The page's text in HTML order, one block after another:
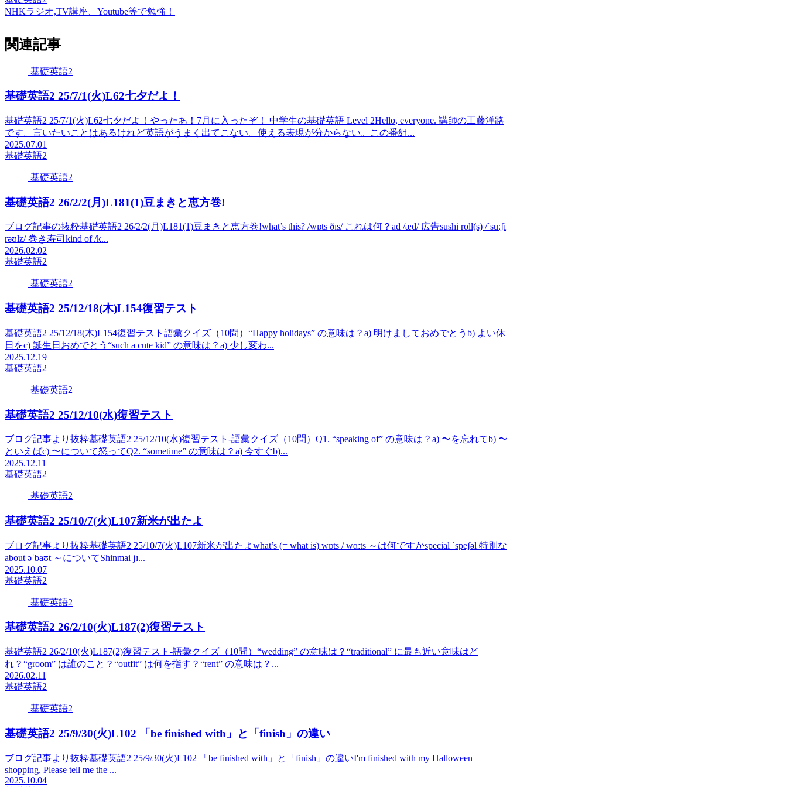
NHKラジオ,TV講座、Youtube等で勉強！
関連記事
基礎英語2
基礎英語2 25/7/1(火)L62七夕だよ！
基礎英語2 25/7/1(火)L62七夕だよ！やったあ！7月に入ったぞ！ 中学生の基礎英語 Level 2Hello, everyone. 講師の工藤洋路
です。言いたいことはあるけれど英語がうまく出てこない。使える表現が分からない。この番組...
2025.07.01
基礎英語2
基礎英語2
基礎英語2 26/2/2(月)L181(1)豆まきと恵方巻!
ブログ記事の抜粋基礎英語2 26/2/2(月)L181(1)豆まきと恵方巻!what’s this? /wɒts ðɪs/ これは何？ad /æd/ 広告sushi roll(s) /ˈsuːʃi
rəʊlz/ 巻き寿司kind of /k...
2026.02.02
基礎英語2
基礎英語2
基礎英語2 25/12/18(木)L154復習テスト
基礎英語2 25/12/18(木)L154復習テスト語彙クイズ（10問）“Happy holidays” の意味は？a) 明けましておめでとうb) よい休
日をc) 誕生日おめでとう“such a cute kid” の意味は？a) 少し変わ...
2025.12.19
基礎英語2
基礎英語2
基礎英語2 25/12/10(水)復習テスト
ブログ記事より抜粋基礎英語2 25/12/10(水)復習テスト-語彙クイズ（10問）Q1. “speaking of” の意味は？a) 〜を忘れてb) 〜
といえばc) 〜について怒ってQ2. “sometime” の意味は？a) 今すぐb)...
2025.12.11
基礎英語2
基礎英語2
基礎英語2 25/10/7(火)L107新米が出たよ
ブログ記事より抜粋基礎英語2 25/10/7(火)L107新米が出たよwhat’s (= what is) wɒts / wɑːts ～は何ですかspecial ˈspeʃəl 特別な
about əˈbaʊt ～についてShinmai ʃɪ...
2025.10.07
基礎英語2
基礎英語2
基礎英語2 26/2/10(火)L187(2)復習テスト
基礎英語2 26/2/10(火)L187(2)復習テスト-語彙クイズ（10問）“wedding” の意味は？“traditional” に最も近い意味はど
れ？“groom” は誰のこと？“outfit” は何を指す？“rent” の意味は？...
2026.02.11
基礎英語2
基礎英語2
基礎英語2 25/9/30(火)L102 「be finished with」と「finish」の違い
ブログ記事より抜粋基礎英語2 25/9/30(火)L102 「be finished with」と「finish」の違いI'm finished with my Halloween
shopping. Please tell me the ...
2025.10.04